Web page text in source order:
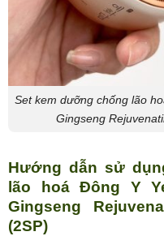
Set kem dưỡng chống lão
Gingseng
Hướng dẫn sử
lão hoá Đông Y
Gingseng
(2SP)